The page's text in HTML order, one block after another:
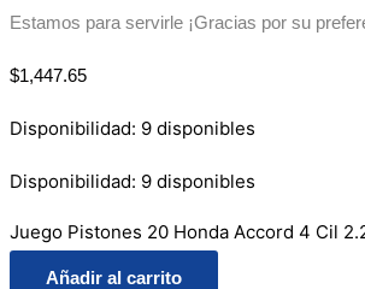
Estamos para servirle ¡Gracias por su
$1,447.65
Disponibilidad: 9 disponibles
Disponibilidad: 9 disponibles
Juego Pistones 20 Honda Accord 4 Cil
Añadir al carrito